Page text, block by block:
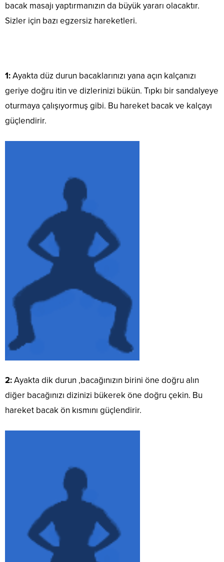
bacak masajı yaptırmanızın da büyük yararı olacaktır.
Sizler için bazı egzersiz hareketleri.
1:Ayakta düz durun bacaklarınızı yana açın kalçanızı
geriye doğru itin ve dizlerinizi bükün. Tıpkı bir sandalyeye
oturmaya çalışıyormuş gibi. Bu hareket bacak ve kalçayı
güçlendirir.
2:Ayakta dik durun ,bacağınızın birini öne doğru alın
diğer bacağınızı dizinizi bükerek öne doğru çekin. Bu
hareket bacak ön kısmını güçlendirir.